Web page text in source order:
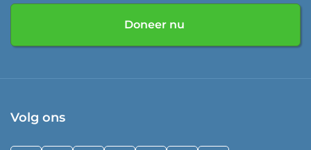
Doneer nu
Volg ons